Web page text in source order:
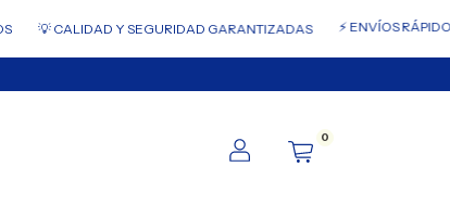
💡 CALIDAD Y SEGURIDAD GARANTIZADAS ⚡ ENVÍOS
0